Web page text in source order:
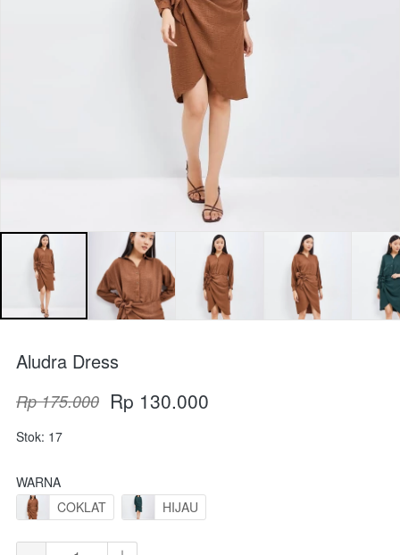
Aludra Dress
Rp 175.000 Rp 130.000
Stok: 17
WARNA
COKLAT
HIJAU